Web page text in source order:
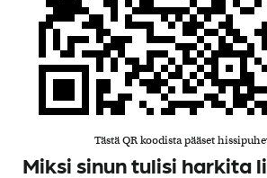
Tästä QR koodista pääset
Miksi sinun tulisi harkita